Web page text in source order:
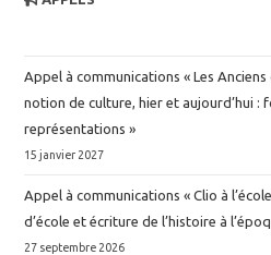
Appel à communications « Les
notion de culture, hier et aujourd’hui :
représentations »
15 janvier 2027
Appel à communications « Clio à
d’école et écriture de l’histoire à
27 septembre 2026